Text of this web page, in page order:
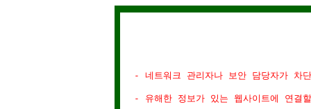
- 네트워크 관리자나 보안 담당자가 차
- 유해한 정보가 있는 웹사이트에 연결